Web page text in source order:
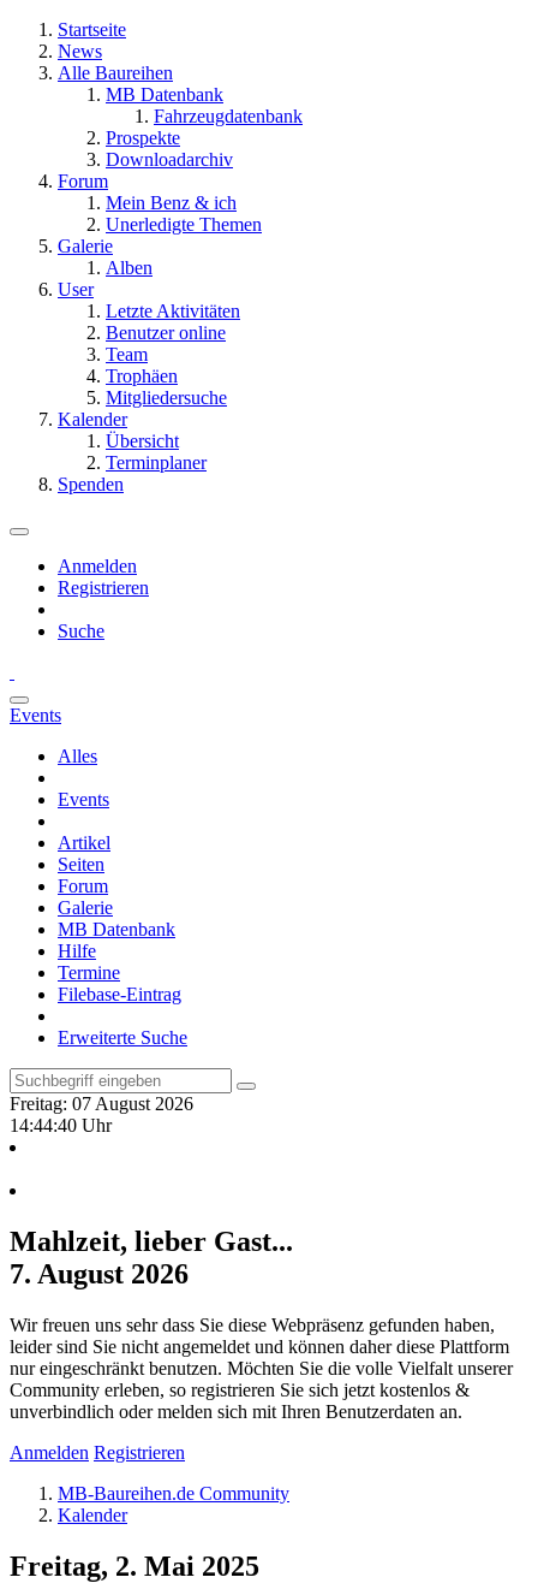
Startseite
News
Alle Baureihen
MB Datenbank
Fahrzeugdatenbank
Prospekte
Downloadarchiv
Forum
Mein Benz & ich
Unerledigte Themen
Galerie
Alben
User
Letzte Aktivitäten
Benutzer online
Team
Trophäen
Mitgliedersuche
Kalender
Übersicht
Terminplaner
Spenden
Anmelden
Registrieren
Suche
Events
Alles
Events
Artikel
Seiten
Forum
Galerie
MB Datenbank
Hilfe
Termine
Filebase-Eintrag
Erweiterte Suche
Freitag: 07 August 2026
14:44:40 Uhr
Mahlzeit, lieber Gast...
7. August 2026
Wir freuen uns sehr dass Sie diese Webpräsenz gefunden haben,
leider sind Sie nicht angemeldet und können daher diese Plattform
nur eingeschränkt benutzen. Möchten Sie die volle Vielfalt unserer
Community erleben, so registrieren Sie sich jetzt kostenlos &
unverbindlich oder melden sich mit Ihren Benutzerdaten an.
Anmelden Registrieren
MB-Baureihen.de Community
Kalender
Freitag, 2. Mai 2025